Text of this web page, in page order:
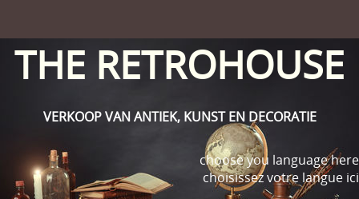
THE RETROHOUSE
VERKOOP VAN ANTIEK, KUNST EN DECORATIE
choose you language here
choisissez votre langue ici